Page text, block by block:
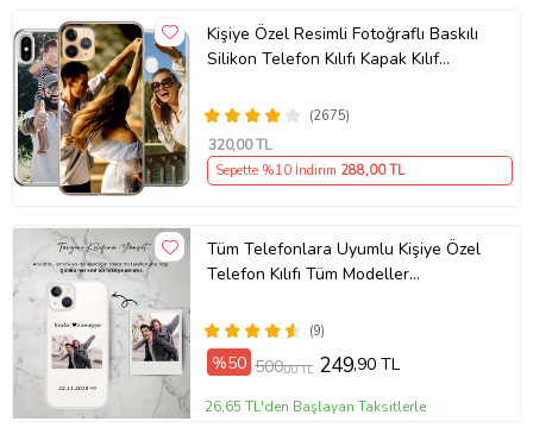
Kişiye Özel Resimli Fotoğraflı Baskılı
Silikon Telefon Kılıfı Kapak Kılıf
(2675)
320,00 TL
Sepette %10 İndirim 288,00 TL
Tüm Telefonlara Uyumlu Kişiye Özel
Telefon Kılıfı Tüm Modeller
(9)
%50 500,00 TL 249,90 TL
26,65 TL'den Başlayan Taksitlerle